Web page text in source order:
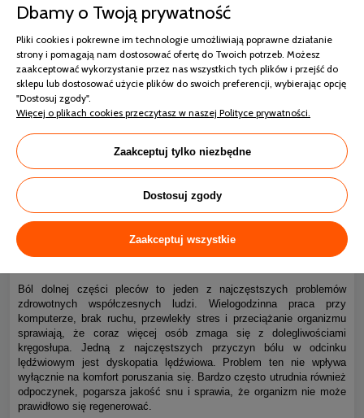
czytaj całość »
Ból kręgosłupa piersiowego i dyskopatia lędźwiowa – jak
spać bez bólu?
Ból dolnej części pleców to jeden z najczęstszych problemów
zdrowotnych współczesnych ludzi. Wielogodzinna praca przy
komputerze, brak ruchu, przewlekły stres i przeciążanie organizmu
sprawiają, że coraz więcej osób zmaga się z dolegliwościami
kręgosłupa. Jedną z najczęstszych przyczyn bólu w odcinku
lędźwiowym jest dyskopatia lędźwiowa. Problem ten nie wpływa
wyłącznie na komfort poruszania się. Bardzo często utrudnia również
odpoczynek, pogarsza jakość snu i sprawia, że organizm nie może
prawidłowo się regenerować.
Dbamy o Twoją prywatność
Pliki cookies i pokrewne im technologie umożliwiają poprawne działanie
strony i pomagają nam dostosować ofertę do Twoich potrzeb. Możesz
zaakceptować wykorzystanie przez nas wszystkich tych plików i przejść do
sklepu lub dostosować użycie plików do swoich preferencji, wybierając opcję
"Dostosuj zgody".
Więcej o plikach cookies przeczytasz w naszej Polityce prywatności.
Zaakceptuj tylko niezbędne
Dostosuj zgody
Zaakceptuj wszystkie